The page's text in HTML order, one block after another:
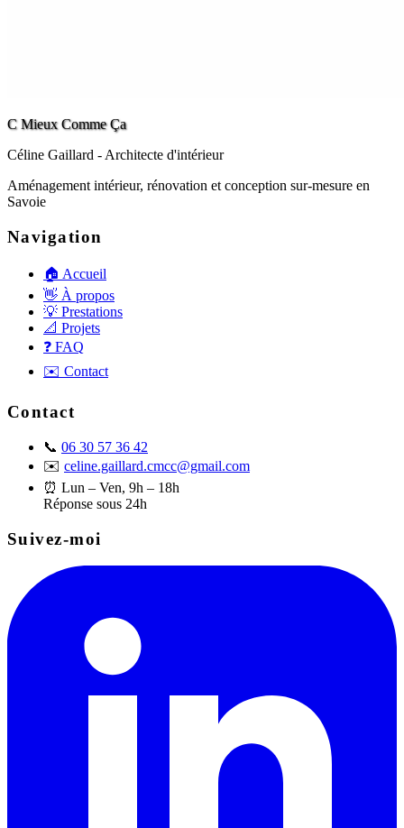
C Mieux Comme Ça
Céline Gaillard - Architecte d'intérieur
Aménagement intérieur, rénovation et conception sur-mesure en
Savoie
Navigation
🏠 Accueil
👋 À propos
💡 Prestations
📐 Projets
❓ FAQ
✉️ Contact
Contact
📞 06 30 57 36 42
✉️ celine.gaillard.cmcc@gmail.com
⏰ Lun – Ven, 9h – 18h
Réponse sous 24h
Suivez-moi